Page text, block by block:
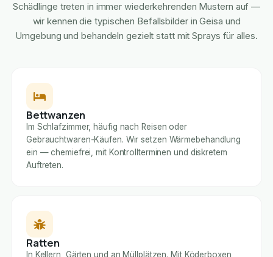
Schädlinge treten in immer wiederkehrenden Mustern auf —
wir kennen die typischen Befallsbilder in Geisa und
Umgebung und behandeln gezielt statt mit Sprays für alles.
Bettwanzen
Im Schlafzimmer, häufig nach Reisen oder
Gebrauchtwaren-Käufen. Wir setzen Wärmebehandlung
ein — chemiefrei, mit Kontrollterminen und diskretem
Auftreten.
Ratten
In Kellern, Gärten und an Müllplätzen. Mit Köderboxen